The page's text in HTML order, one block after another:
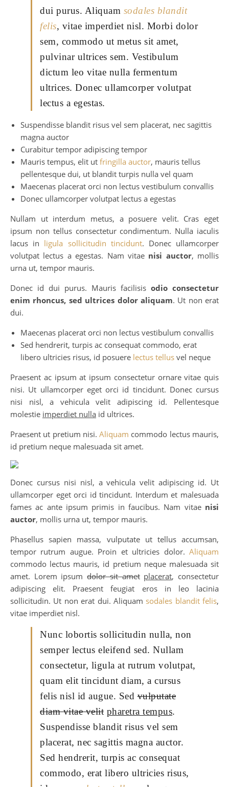
dui purus. Aliquam sodales blandit
felis, vitae imperdiet nisl. Morbi dolor
sem, commodo ut metus sit amet,
pulvinar ultrices sem. Vestibulum
dictum leo vitae nulla fermentum
ultrices. Donec ullamcorper volutpat
lectus a egestas.
Suspendisse blandit risus vel sem placerat, nec sagittis
magna auctor
Curabitur tempor adipiscing tempor
Mauris tempus, elit ut fringilla auctor, mauris tellus
pellentesque dui, ut blandit turpis nulla vel quam
Maecenas placerat orci non lectus vestibulum convallis
Donec ullamcorper volutpat lectus a egestas
Nullam ut interdum metus, a posuere velit. Cras eget
ipsum non tellus consectetur condimentum. Nulla iaculis
lacus in ligula sollicitudin tincidunt. Donec ullamcorper
volutpat lectus a egestas. Nam vitae nisi auctor, mollis
urna ut, tempor mauris.
Donec id dui purus. Mauris facilisis odio consectetur
enim rhoncus, sed ultrices dolor aliquam. Ut non erat
dui.
Maecenas placerat orci non lectus vestibulum convallis
Sed hendrerit, turpis ac consequat commodo, erat
libero ultricies risus, id posuere lectus tellus vel neque
Praesent ac ipsum at ipsum consectetur ornare vitae quis
nisi. Ut ullamcorper eget orci id tincidunt. Donec cursus
nisi nisl, a vehicula velit adipiscing id. Pellentesque
molestie imperdiet nulla id ultrices.
Praesent ut pretium nisi.Aliquam commodo lectus mauris,
id pretium neque malesuada sit amet.
Donec cursus nisi nisl, a vehicula velit adipiscing id. Ut
ullamcorper eget orci id tincidunt. Interdum et malesuada
fames ac ante ipsum primis in faucibus. Nam vitae nisi
auctor, mollis urna ut, tempor mauris.
Phasellus sapien massa, vulputate ut tellus accumsan,
tempor rutrum augue. Proin et ultricies dolor. Aliquam
commodo lectus mauris, id pretium neque malesuada sit
amet. Lorem ipsumdolor sit amet placerat, consectetur
adipiscing elit. Praesent feugiat eros in leo lacinia
sollicitudin. Ut non erat dui. Aliquamsodales blandit felis,
vitae imperdiet nisl.
Nunc lobortis sollicitudin nulla, non
semper lectus eleifend sed. Nullam
consectetur, ligula at rutrum volutpat,
quam elit tincidunt diam, a cursus
felis nisl id augue. Sedvulputate
diam vitae velit pharetra tempus.
Suspendisse blandit risus vel sem
placerat, nec sagittis magna auctor.
Sed hendrerit, turpis ac consequat
commodo, erat libero ultricies risus,